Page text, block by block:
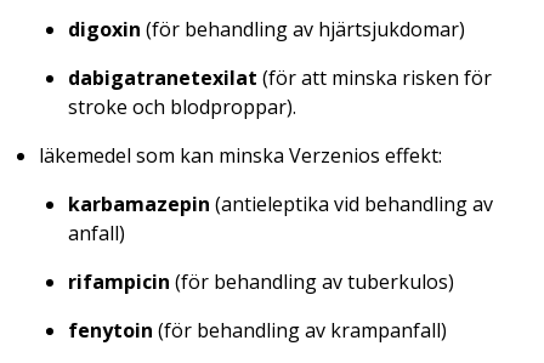
digoxin (för behandling av hjärtsjukdomar)
dabigatranetexilat (för att minska risken för
stroke och blodproppar).
läkemedel som kan minska Verzenios effekt:
karbamazepin (antieleptika vid behandling av
anfall)
rifampicin (för behandling av tuberkulos)
fenytoin (för behandling av krampanfall)